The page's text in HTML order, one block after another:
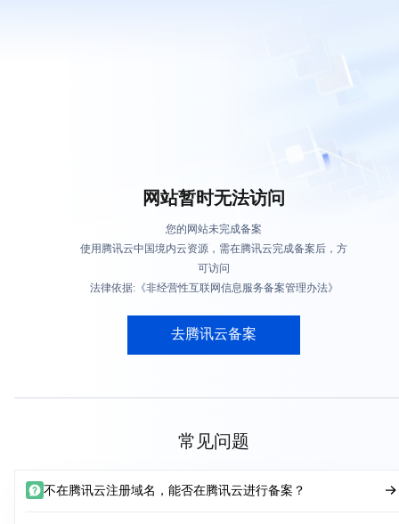
网站暂时无法访问
您的网站未完成备案
使用腾讯云中国境内云资源，需在腾讯云完成备案后，方
可访问
法律依据:《非经营性互联网信息服务备案管理办法》
去腾讯云备案
常见问题
不在腾讯云注册域名，能否在腾讯云进行备案？